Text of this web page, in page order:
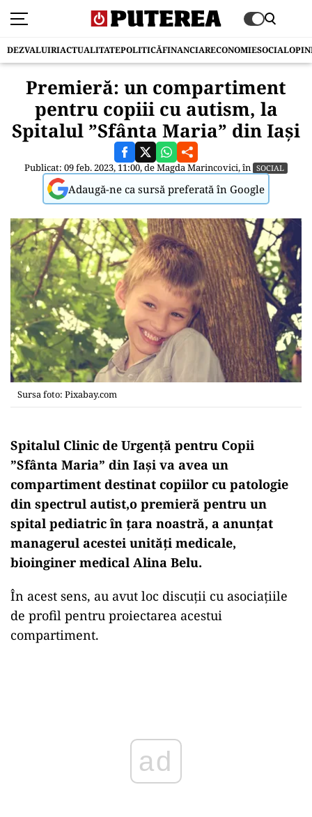
DEZVALUIRIACTUALITATEPOLITICĂFINANCIARECONOMIESOCIAL
Premieră: un compartiment
pentru copiii cu autism, la
Spitalul ”Sfânta Maria” din Iași
Publicat: 09 feb. 2023, 11:00, deMagda Marincovici, în SOCIAL
Adaugă-ne ca sursă preferată în Google
Sursa foto: Pixabay.com
Spitalul Clinic de Urgență pentru Copii
”Sfânta Maria” din Iași va avea un
compartiment destinat copiilor cu patologie
din spectrul autist,o premieră pentru un
spital pediatric în țara noastră, a anunțat
managerul acestei unități medicale,
bioinginer medical Alina Belu.
În acest sens, au avut loc discuții cu asociațiile
de profil pentru proiectarea acestui
compartiment.